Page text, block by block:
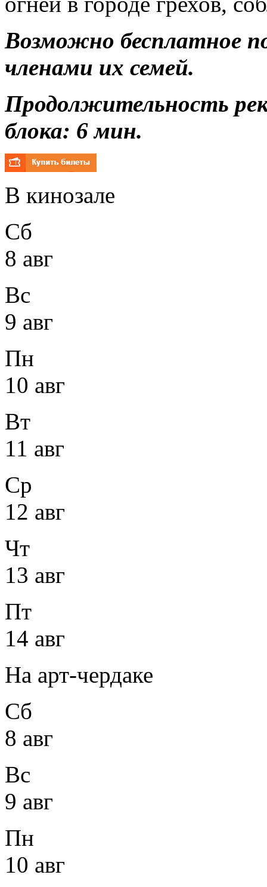
Возможно бесплатное
членами их семей.
Продолжительность
блока: 6 мин.
В кинозале
Сб
8 авг
Вс
9 авг
Пн
10 авг
Вт
11 авг
Ср
12 авг
Чт
13 авг
Пт
14 авг
На арт-чердаке
Сб
8 авг
Вс
9 авг
Пн
10 авг